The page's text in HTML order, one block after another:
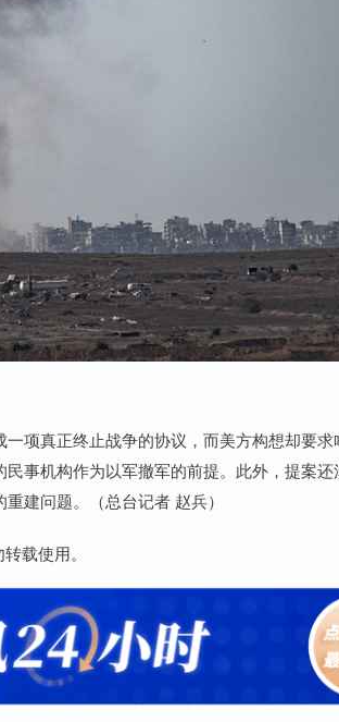
项真正终止战争的协议，而美方构想却要
事机构作为以军撤军的前提。此外，提案
建问题。（总台记者 赵兵）
载使用。